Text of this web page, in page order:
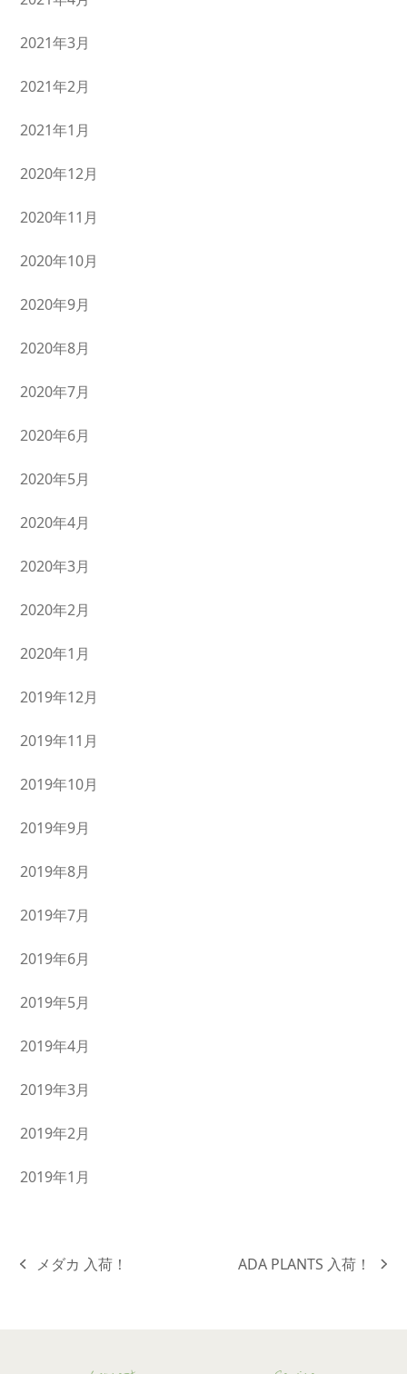
2021年3月
2021年2月
2021年1月
2020年12月
2020年11月
2020年10月
2020年9月
2020年8月
2020年7月
2020年6月
2020年5月
2020年4月
2020年3月
2020年2月
2020年1月
2019年12月
2019年11月
2019年10月
2019年9月
2019年8月
2019年7月
2019年6月
2019年5月
2019年4月
2019年3月
2019年2月
2019年1月
previous
メダカ 入荷！
next
ADA PLANTS 入荷！